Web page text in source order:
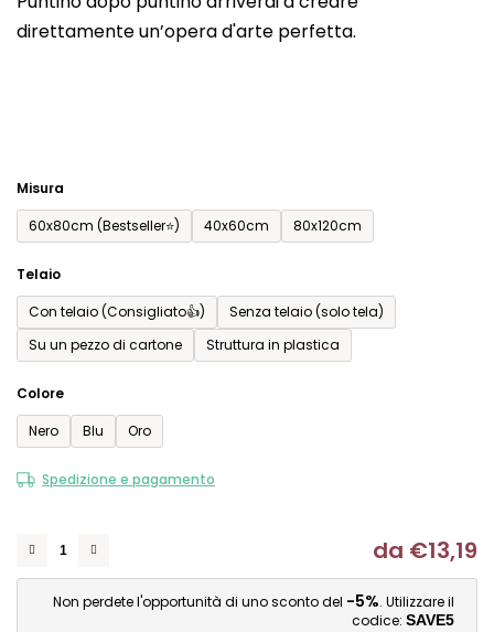
direttamente un’opera d'arte perfetta.
Misura
60x80cm (Bestseller⭐)
40x60cm 80x120cm
Telaio
Con telaio (Consigliato👍)
Senza telaio (solo tela)
Su un pezzo di cartone
Struttura in plastica
Colore
Nero
Blu Oro
Spedizione e pagamento
da €13,19
Non perdete l'opportunità di uno sconto del -5%. Utilizzare il
codice: SAVE5
stelle.